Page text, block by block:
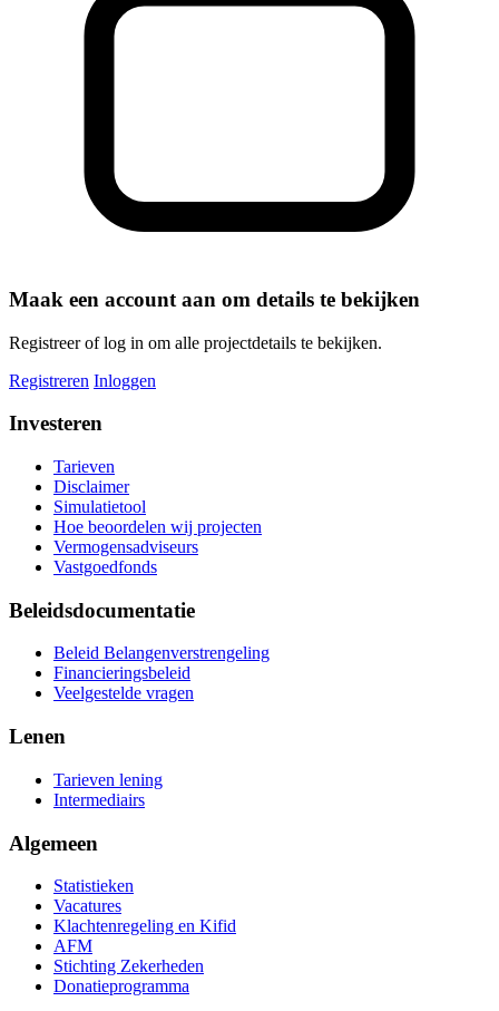
Maak een account aan om details te bekijken
Registreer of log in om alle projectdetails te bekijken.
Registreren Inloggen
Investeren
Tarieven
Disclaimer
Simulatietool
Hoe beoordelen wij projecten
Vermogensadviseurs
Vastgoedfonds
Beleidsdocumentatie
Beleid Belangenverstrengeling
Financieringsbeleid
Veelgestelde vragen
Lenen
Tarieven lening
Intermediairs
Algemeen
Statistieken
Vacatures
Klachtenregeling en Kifid
AFM
Stichting Zekerheden
Donatieprogramma